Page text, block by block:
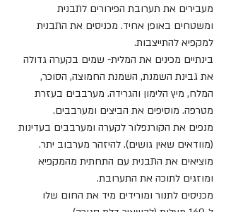
מעבירים את תערובת הפירורים לתבנית
ומשטחים באופן אחיד. מכניסים את התבנית
למקפיא להתייצבות.
בינתיים מכינים את המלית- שמים בקערה גדולה
את גבינת השמנת, השמנת החמוצה, הסוכר,
המלח, מיץ הלימון והגרידה. מערבבים בעזרת
מטרפה. מוסיפים את הביצים ומערבבים.
מנפים את הקורנפלור לקערה ומערבבים בעדינות
(מוודאים שאין גושים). להיזהר מערבוב יתר.
מוציאים את התבנית עם התחתית מהמקפיא
ומוזגים לתוכה את התערובת.
מכניסים לתנור ומורידים מיד את החום שלו